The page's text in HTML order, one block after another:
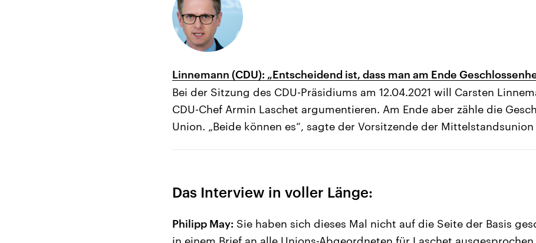
Linnemann (CDU): „Entscheidend ist, dass man am Ende
Bei der Sitzung des CDU-Präsidiums am 12.04.2021 will Carsten
CDU-Chef Armin Laschet argumentieren. Am Ende aber zähle die
Union. „Beide können es“, sagte der Vorsitzende der
Das Interview in voller Länge:
Philipp May: Sie haben sich dieses Mal nicht auf die Seite der Basis